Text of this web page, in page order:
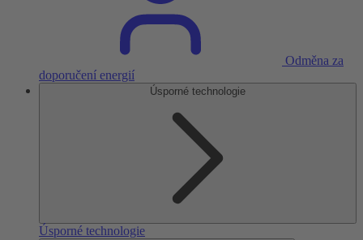
Odměna za
doporučení energií
Úsporné technologie
Úsporné technologie